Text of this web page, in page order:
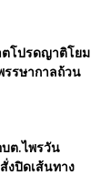
โปรดญาติโยม
รรษากาลถ้วน
ต.ไพรวัน
งปิดเส้นทาง